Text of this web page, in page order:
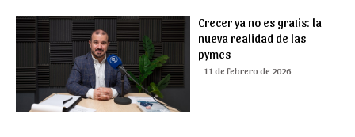
Crecer ya no es gratis: la
nueva realidad de las
pymes
11 de febrero de 2026